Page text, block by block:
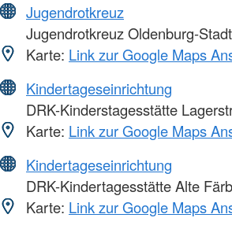
Jugendrotkreuz
Jugendrotkreuz Oldenburg-Stadt
Karte: Link zur Google Maps
Kindertageseinrichtung
DRK-Kinderstagesstätte
Karte: Link zur Google Maps
Kindertageseinrichtung
DRK-Kindertagesstätte Alte
Karte: Link zur Google Maps